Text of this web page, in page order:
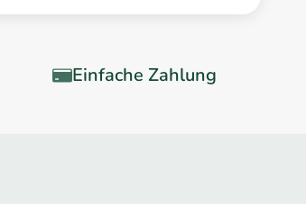
Einfache Zahlung